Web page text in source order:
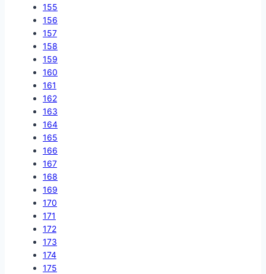
155
156
157
158
159
160
161
162
163
164
165
166
167
168
169
170
171
172
173
174
175